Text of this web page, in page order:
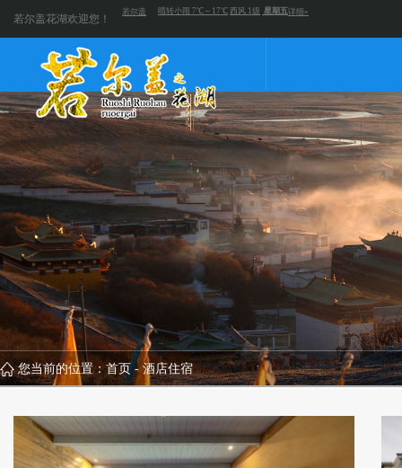
若尔盖花湖欢迎您！
您当前的位置：首页 -酒店住宿